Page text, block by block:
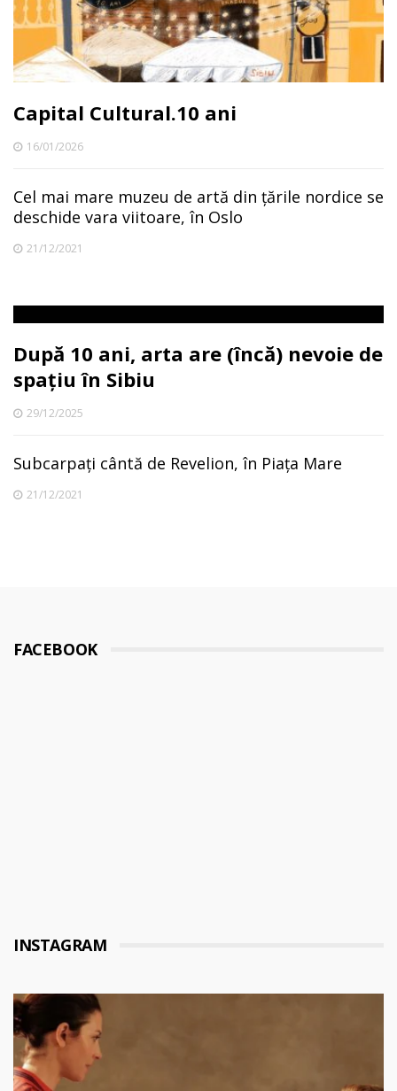
Capital Cultural.10 ani
16/01/2026
Cel mai mare muzeu de artă din țările nordice se
deschide vara viitoare, în Oslo
21/12/2021
După 10 ani, arta are (încă) nevoie de
spațiu în Sibiu
29/12/2025
Subcarpați cântă de Revelion, în Piața Mare
21/12/2021
FACEBOOK
INSTAGRAM